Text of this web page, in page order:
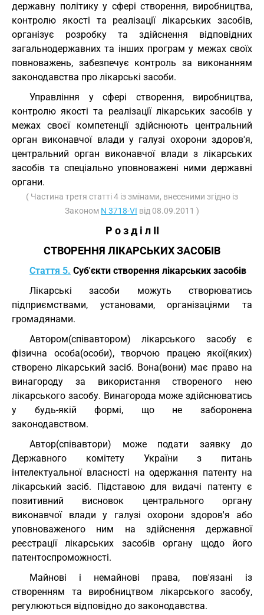
державну політику у сфері створення, виробництва,
контролю якості та реалізації лікарських засобів,
організує розробку та здійснення відповідних
загальнодержавних та інших програм у межах своїх
повноважень, забезпечує контроль за виконанням
законодавства про лікарські засоби.
Управління у сфері створення, виробництва,
контролю якості та реалізації лікарських засобів у
межах своєї компетенції здійснюють центральний
орган виконавчої влади у галузі охорони здоров'я,
центральний орган виконавчої влади з лікарських
засобів та спеціально уповноважені ними державні
органи.
( Частина третя статті 4 із змінами, внесеними згідно із
Законом N 3718-VI від 08.09.2011 )
Р о з д і л II
СТВОРЕННЯ ЛІКАРСЬКИХ ЗАСОБІВ
Стаття 5. Суб'єкти створення лікарських засобів
Лікарські засоби можуть створюватись
підприємствами, установами, організаціями та
громадянами.
Автором(співавтором) лікарського засобу є
фізична особа(особи), творчою працею якої(яких)
створено лікарський засіб. Вона(вони) має право на
винагороду за використання створеного нею
лікарського засобу. Винагорода може здійснюватись
у будь-якій формі, що не заборонена
законодавством.
Автор(співавтори) може подати заявку до
Державного комітету України з питань
інтелектуальної власності на одержання патенту на
лікарський засіб. Підставою для видачі патенту є
позитивний висновок центрального органу
виконавчої влади у галузі охорони здоров'я або
уповноваженого ним на здійснення державної
реєстрації лікарських засобів органу щодо його
патентоспроможності.
Майнові і немайнові права, пов'язані із
створенням та виробництвом лікарського засобу,
регулюються відповідно до законодавства.